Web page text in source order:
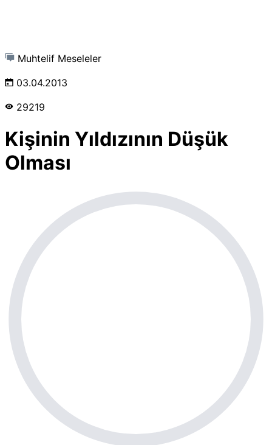
Muhtelif Meseleler
03.04.2013
29219
Kişinin Yıldızının Düşük
Olması